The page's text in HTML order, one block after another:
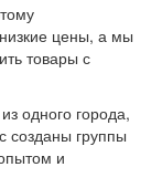
цены, а мы
товары с
одного города,
созданы группы
и